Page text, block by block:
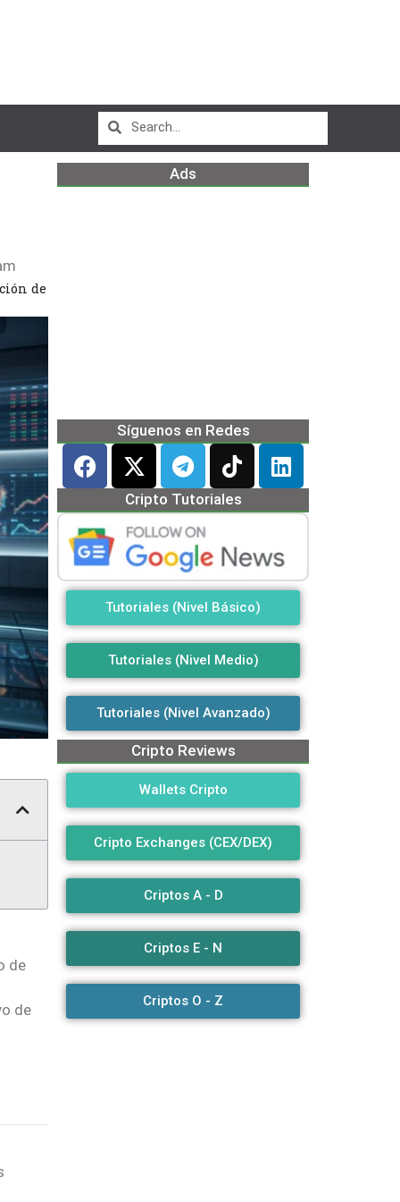
de
de
de
Ads
Síguenos en Redes
Cripto Tutoriales
Tutoriales (Nivel Básico)
Tutoriales (Nivel Medio)
Tutoriales (Nivel Avanzado)
Cripto Reviews
Wallets Cripto
Cripto Exchanges (CEX/DEX)
Criptos A - D
Criptos E - N
Criptos O - Z